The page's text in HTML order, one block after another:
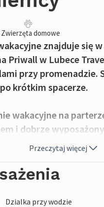
Zwierzęta domowe
znajduje się
Priwall w Lubece
przy promenadzie.
krótkim spacerze.
wakacyjne na
i dobrze
prywatny taras.
nowoczesny
i systemem
Przeczytaj więcej
Dzialka przy wodzie